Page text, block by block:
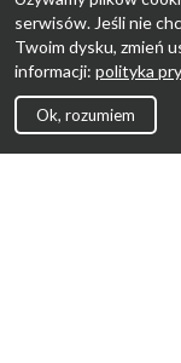
serwisów. Jeśli nie
Twoim dysku, zmień
informacji: polityka
Ok, rozumiem